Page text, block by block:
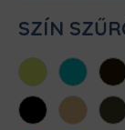
SZÍN
AlmazöldAtollkék
FeketeHomok